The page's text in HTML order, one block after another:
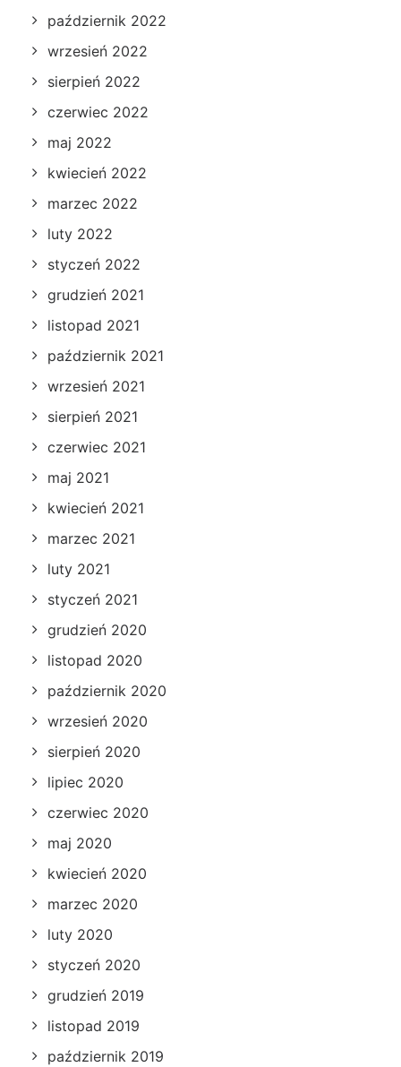
październik 2022
wrzesień 2022
sierpień 2022
czerwiec 2022
maj 2022
kwiecień 2022
marzec 2022
luty 2022
styczeń 2022
grudzień 2021
listopad 2021
październik 2021
wrzesień 2021
sierpień 2021
czerwiec 2021
maj 2021
kwiecień 2021
marzec 2021
luty 2021
styczeń 2021
grudzień 2020
listopad 2020
październik 2020
wrzesień 2020
sierpień 2020
lipiec 2020
czerwiec 2020
maj 2020
kwiecień 2020
marzec 2020
luty 2020
styczeń 2020
grudzień 2019
listopad 2019
październik 2019